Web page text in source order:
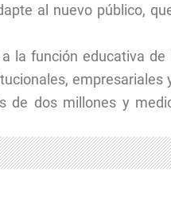
al nuevo público,
la función educativa
empresariales
de dos millones y